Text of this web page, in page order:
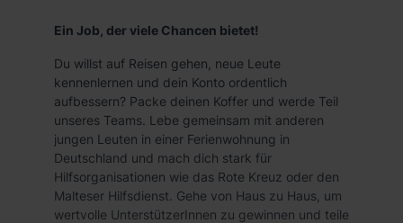
Ein Job, der viele Chancen bietet!
Du willst auf Reisen gehen, neue Leute
kennenlernen und dein Konto ordentlich
aufbessern? Packe deinen Koffer und werde Teil
unseres Teams. Lebe gemeinsam mit anderen
jungen Leuten in einer Ferienwohnung in
Deutschland und mach dich stark für
Hilfsorganisationen wie das Rote Kreuz oder den
Malteser Hilfsdienst. Gehe von Haus zu Haus, um
wertvolle UnterstützerInnen zu gewinnen und teile